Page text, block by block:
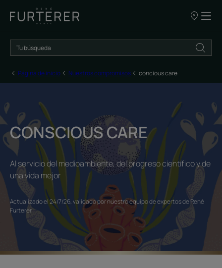
NUESTROS
VENTA
Página de inicio Nuestros compromisos concious care
CONSCIOUS CARE
Al servicio del medioambiente, del progreso científico y de
una vida mejor
Actualizado el24/7/26, validado pornuestro equipo de expertos de René
Furterer.